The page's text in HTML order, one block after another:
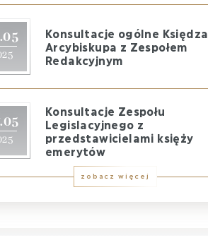
Konsultacje ogólne Księdza
Arcybiskupa z Zespołem
Redakcyjnym
Konsultacje Zespołu
Legislacyjnego z
przedstawicielami księży
emerytów
zobacz więcej